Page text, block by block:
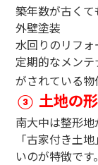
築年数が古くて
外壁塗装
水回りのリフォ
定期的なメンテ
がされている物
③土地の
南大中は整形地
「古家付き土
いのが特徴です。